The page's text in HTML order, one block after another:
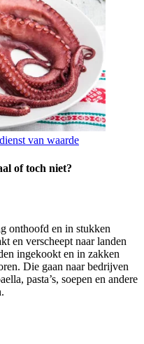
van waarde
of toch niet?
onthoofd en in stukken
en verscheept naar landen
ingekookt en in zakken
Die gaan naar bedrijven
pasta’s, soepen en andere